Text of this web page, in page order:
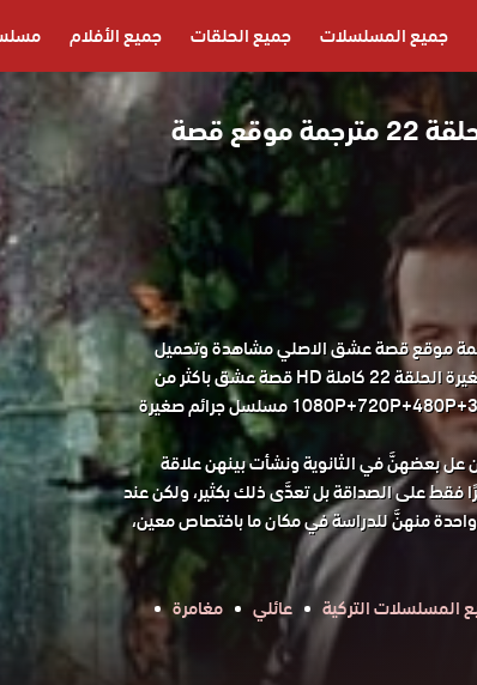
جميع المسلسلات جميع الحلقات جميع الأفلام
مسلسل جرائم صغيرة الحلقة 22 مترجمة موقع قصة
صغيرة الحلقة 22 مترجمة موقع قصة عشق الاصلي مشاهدة وتحميل
حصريا مسلسل الدراما التركي جرائم صغيرة الحلقة 22 كاملة HD قصة عشق باكثر من
جودة مناسبة للجوال 1080P+720P+480P+360P FULL HD مسلسل جرائم صغيرة
عل بعضهنَّ في الثانوية ونشأت بينهن علاقة
فقط على الصداقة بل تعدَّى ذلك بكثير، ولكن عند
واحدة منهنَّ للدراسة في مكان ما باختصاص معين،
المسلسلات التركية عائلي
مغامرة